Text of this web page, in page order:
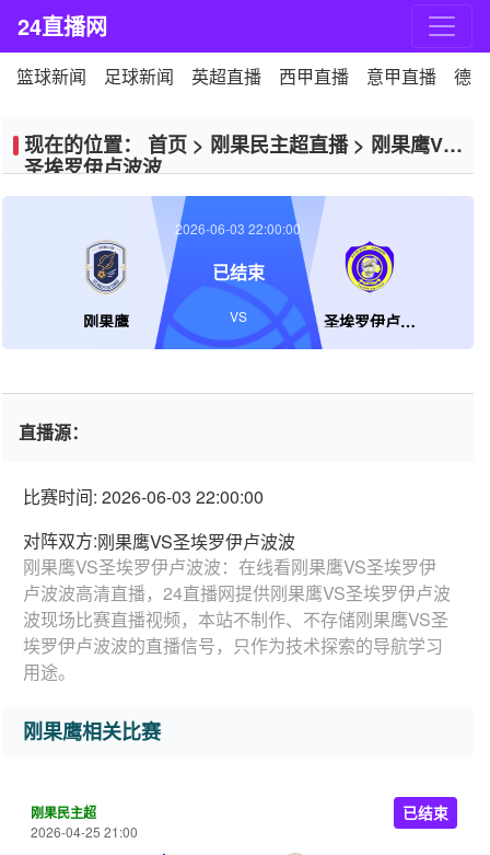
24直播网
篮球新闻 足球新闻 英超直播 西甲直播 意甲直播 德
现在的位置： 首页 > 刚果民主超直播> 刚果鹰VS
圣埃罗伊卢波波
刚果鹰 圣埃罗伊卢波波
2026-06-03 22:00:00
已结束
VS
直播源：
比赛时间: 2026-06-03 22:00:00
对阵双方:刚果鹰VS圣埃罗伊卢波波
刚果鹰VS圣埃罗伊卢波波：在线看刚果鹰VS圣埃罗伊
卢波波高清直播，24直播网提供刚果鹰VS圣埃罗伊卢波
波现场比赛直播视频，本站不制作、不存储刚果鹰VS圣
埃罗伊卢波波的直播信号，只作为技术探索的导航学习
用途。
刚果鹰相关比赛
刚果民主超
2026-04-25 21:00
已结束